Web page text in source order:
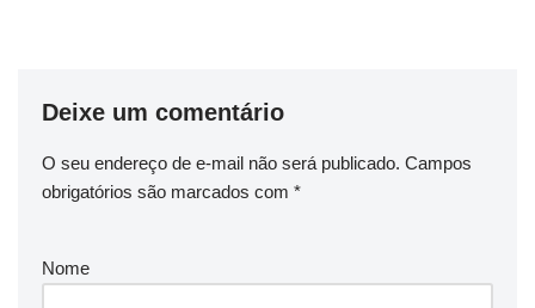
Deixe um comentário
O seu endereço de e-mail não será publicado. Campos
obrigatórios são marcados com *
Nome